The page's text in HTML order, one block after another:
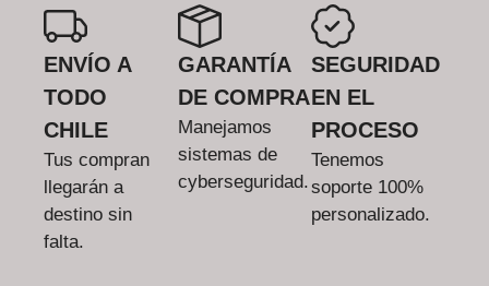
ENVÍO A
TODO
CHILE
Tus compran
llegarán a
destino sin
falta.
GARANTÍA
DE COMPRA
Manejamos
sistemas de
cyberseguridad.
SEGURIDAD
EN EL
PROCESO
Tenemos
soporte 100%
personalizado.